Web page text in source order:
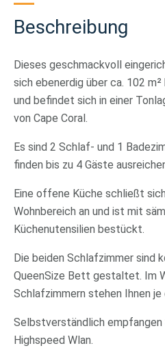
Beschreibung
Dieses geschmackvoll
sich ebenerdig über ca. 102
und befindet sich in einer
von Cape Coral.
Es sind 2 Schlaf- und 1
finden bis zu 4 Gäste
Eine offene Küche schließt
Wohnbereich an und ist mit
Küchenutensilien bestückt.
Die beiden Schlafzimmer sind
QueenSize Bett gestaltet. Im
Schlafzimmern stehen Ihnen je
Selbstverständlich
Highspeed Wlan.